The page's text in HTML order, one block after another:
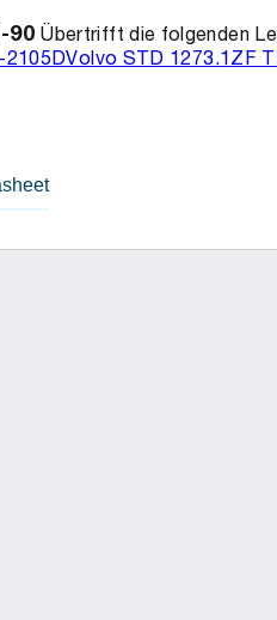
90Übertrifft die folgenden
2105DVolvo STD 1273.1ZF